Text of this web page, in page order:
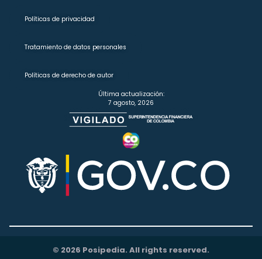
Políticas de privacidad
Tratamiento de datos personales
Políticas de derecho de autor
Última actualización:
7 agosto, 2026
© 2026 Posipedia. All rights reserved.